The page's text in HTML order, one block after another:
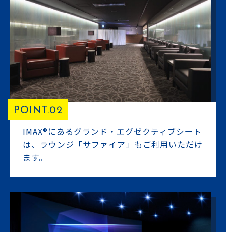
POINT.02
IMAX®にあるグランド・エグゼクティブシート
は、ラウンジ「サファイア」もご利用いただけ
ます。